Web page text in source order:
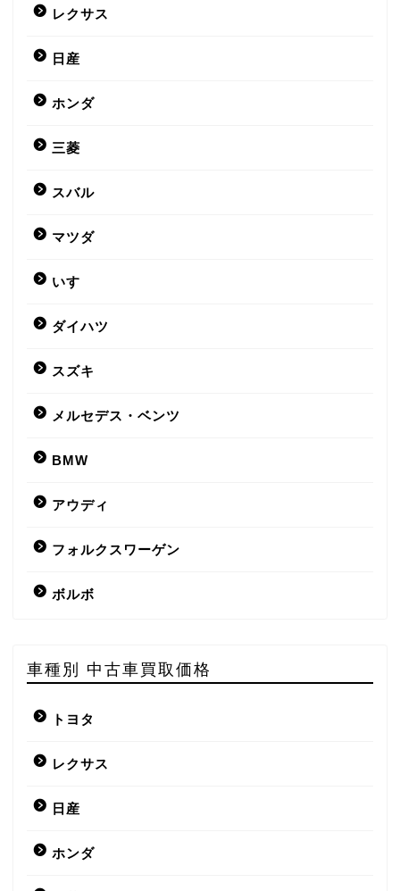
レクサス
日産
ホンダ
三菱
スバル
マツダ
いすゞ
ダイハツ
スズキ
メルセデス・ベンツ
BMW
アウディ
フォルクスワーゲン
ボルボ
車種別 中古車買取価格
トヨタ
レクサス
日産
ホンダ